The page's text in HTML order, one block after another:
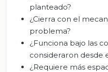
planteado?
¿Cierra con el
problema?
¿Funciona bajo las
consideraron desde
¿Requiere más